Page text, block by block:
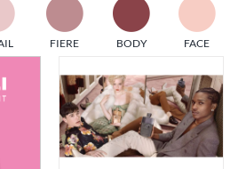
TESPI
ed editrici
particolare,
informazione che
technology,
Stay tuned!
FIERE BODY FACE
Coty, la fine
anticipata della
licenza Gucci
Beauty pesa sui
conti ma apre nuovi
scenari